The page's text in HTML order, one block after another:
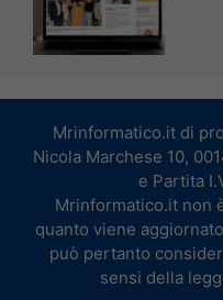
Mrinformatico.it di
Nicola Marchese 10,
e Partita
Mrinformatico.it non
quanto viene
può pertanto
sensi della